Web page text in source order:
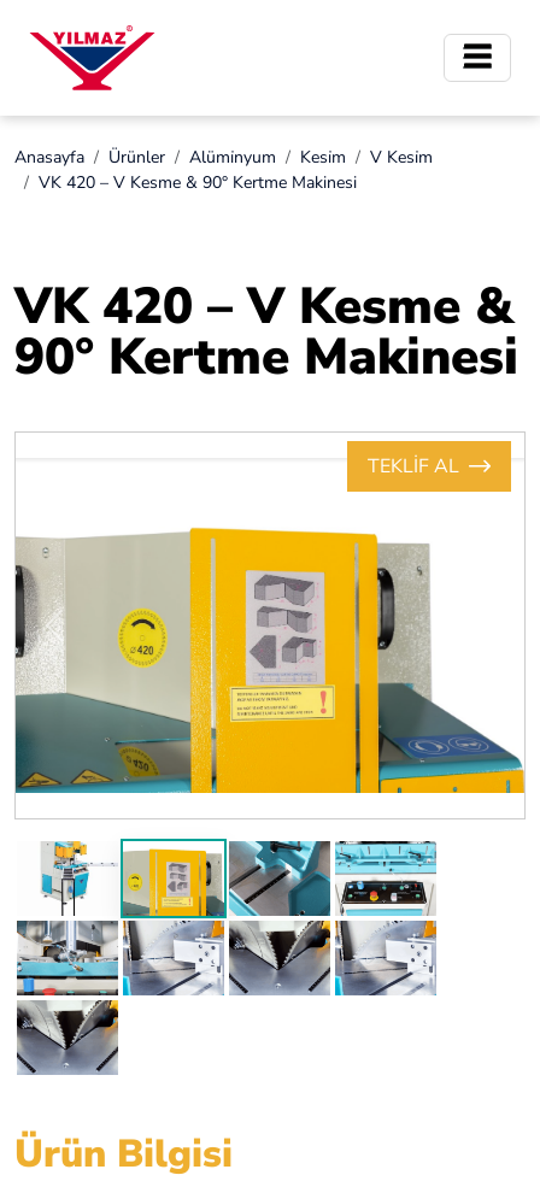
Anasayfa Ürünler Alümi̇nyum Kesi̇m
V Kesi̇m
VK 420 – V Kesme & 90° Kertme Makinesi
VK 420 – V Kesme &
90° Kertme Makinesi
TEKLİF AL
Previous
Ürün Bilgisi